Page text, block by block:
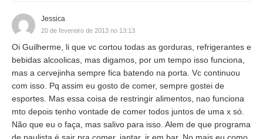
Jessica
20 de fevereiro de 2013 no 13:13
Oi Guilherme, li que vc cortou todas as gorduras, refrigerantes e
bebidas alcoolicas, mas digamos, por um tempo isso funciona,
mas a cervejinha sempre fica batendo na porta. Vc continuou
com isso. Pq assim eu gosto de comer, sempre gostei de
esportes. Mas essa coisa de restringir alimentos, nao funciona
mto depois tenho vontade de comer todos juntos de uma x só.
Não que eu o faça, mas salivo para isso. Alem de que programa